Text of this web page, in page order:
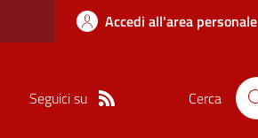
Accedi all'area personale
Seguici su Cerca